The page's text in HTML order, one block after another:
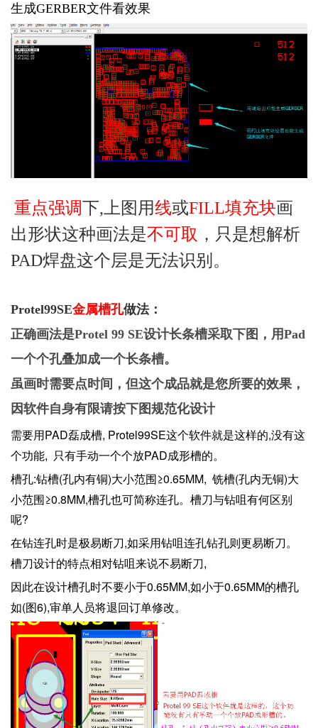
生成GERBER文件看效果
重点强调下,上图用线或FILL填充块画
出形状这种画法是不可取 ，只是想解析
PAD焊盘这个层是无法识别。
Protel99SE金属槽孔做法：
正确画法是Protel 99 SE设计长条槽采取下图，用Pad
一个个孔叠加成一个长条槽。
虽画时需要点时间，但这个成品就是您所要的效果，
因软件自身有限请按下图规范化设计
需要用 PAD磊成槽, Protel99SE这个软件就是这样的,没有这
个功能, 只有手动一个个放PAD成形槽的。
槽孔:钻槽(孔内有铜)大小范围≥0.65MM, 铣槽(孔内无铜)大
小范围≥0.8MM,槽孔也可简称连孔。槽刀与钻咀有何区别
呢?
在钻连孔时是极易断刀,如采用钻咀连孔钻孔则更易断刀。
槽刀设计的特点相对钻咀来说不易断刀,
因此在设计槽孔时不要小于0.65MM,如小于0.65MM的槽孔
如(图6),审单人员将退回订单修改。